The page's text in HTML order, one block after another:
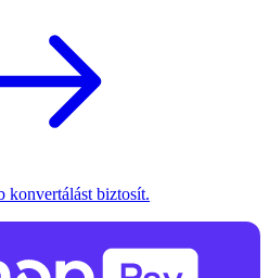
konvertálást biztosít.